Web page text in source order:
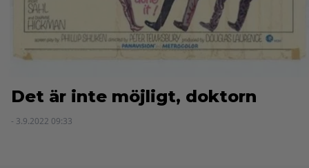
Det är inte möjligt, doktorn
- 3.9.2022 09:33